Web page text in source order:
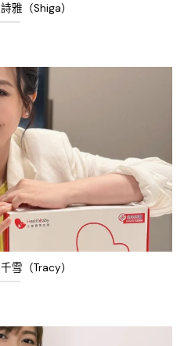
雅（Shiga）
雪（Tracy）